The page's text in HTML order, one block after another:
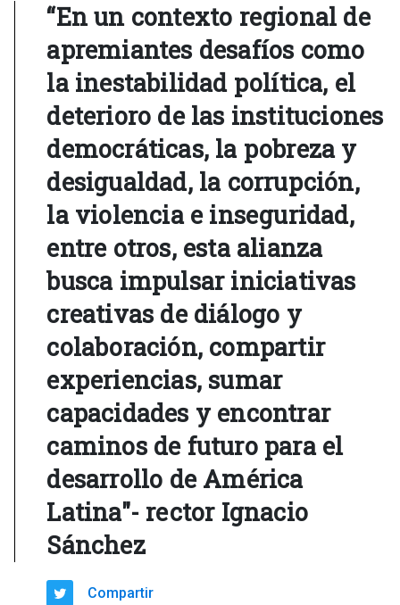
“En un contexto regional de
apremiantes desafíos como
la inestabilidad política, el
deterioro de las instituciones
democráticas, la pobreza y
desigualdad, la corrupción,
la violencia e inseguridad,
entre otros, esta alianza
busca impulsar iniciativas
creativas de diálogo y
colaboración, compartir
experiencias, sumar
capacidades y encontrar
caminos de futuro para el
desarrollo de América
Latina"- rector Ignacio
Sánchez
Compartir